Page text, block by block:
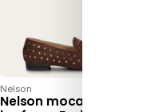
Nelson
Nelson mocassins &